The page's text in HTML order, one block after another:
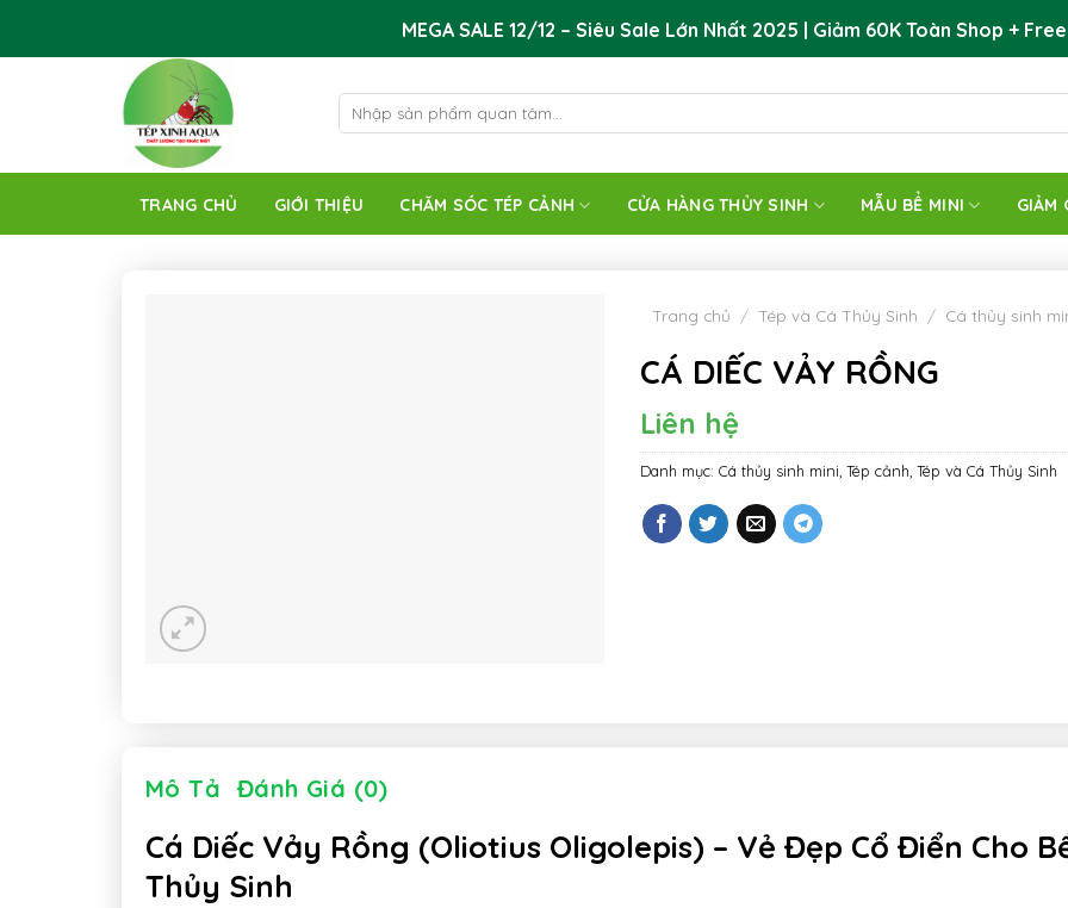
MEGA SALE 12/12 – Siêu Sale Lớn Nhất 2025 | Giảm 60K Toàn Shop +
kiếm:
TRANG CHỦ GIỚI THIỆU CHĂM SÓC TÉP CẢNH CỬA HÀNG THỦY SINH MẪU BỂ MINI GIẢM
Trang chủ / Tép và Cá Thủy Sinh / Cá thủy sinh
CÁ DIẾC VẢY RỒNG
Liên hệ
Danh mục: Cá thủy sinh mini, Tép cảnh, Tép và Cá Thủy Sinh
Mô Tả Đánh Giá (0)
Cá Diếc Vảy Rồng (Oliotius Oligolepis) – Vẻ Đẹp Cổ Điển Cho
Thủy Sinh